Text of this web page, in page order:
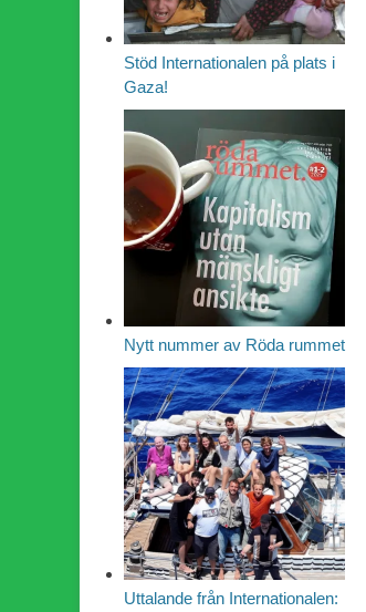
Stöd Internationalen på plats i
Gaza!
Nytt nummer av Röda rummet
Uttalande från Internationalen: